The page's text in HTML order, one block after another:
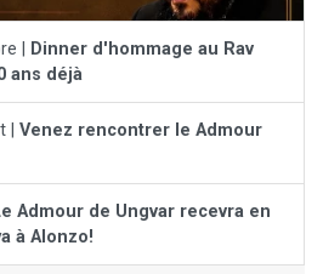
|
Dinner d'hommage au Rav
ans déjà
| Venez rencontrer le Admour
Admour de Ungvar recevra en
à Alonzo!